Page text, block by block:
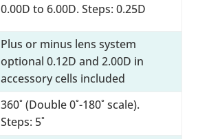
0.00D to 6.00D. Steps: 0.25D
Plus or minus lens system
optional 0.12D and 2.00D in
accessory cells included
360˚ (Double 0˚-180˚ scale).
Steps: 5˚